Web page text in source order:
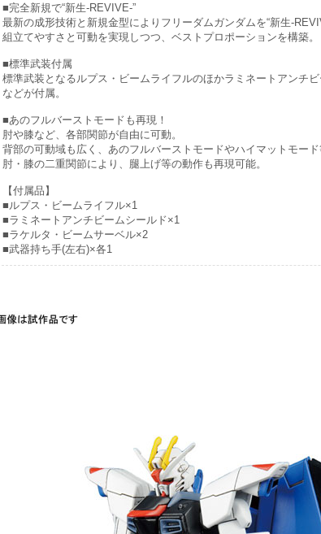
■完全新規で“新生-REVIVE-”
最新の成形技術と新規金型によりフリーダムガンダムを“新生-
組立てやすさと可動を実現しつつ、ベストプロポーションを構築。
■標準武装付属
標準武装となるルプス・ビームライフルのほかラミネートアンチ
などが付属。
■あのフルバーストモードも再現！
肘や膝など、各部関節が自由に可動。
背部の可動域も広く、あのフルバーストモードやハイマットモー
肘・膝の二重関節により、腿上げ等の動作も再現可能。
【付属品】
■ルプス・ビームライフル×1
■ラミネートアンチビームシールド×1
■ラケルタ・ビームサーベル×2
■武器持ち手(左右)×各1